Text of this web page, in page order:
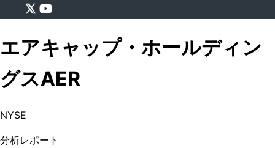
エアキャップ・ホールディン
グスAER
NYSE
分析レポート